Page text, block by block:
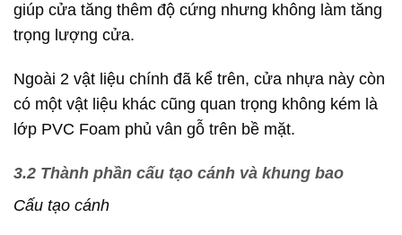
giúp cửa tăng thêm độ cứng nhưng không làm tăng
trọng lượng cửa.
Ngoài 2 vật liệu chính đã kể trên, cửa nhựa này còn
có một vật liệu khác cũng quan trọng không kém là
lớp PVC Foam phủ vân gỗ trên bề mặt.
3.2 Thành phần cấu tạo cánh và khung bao
Cấu tạo cánh